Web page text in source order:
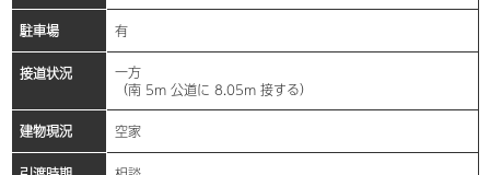
駐車場 有
接道状況
一方
（南 5m 公道に 8.05m 接する）
建物現況 空家